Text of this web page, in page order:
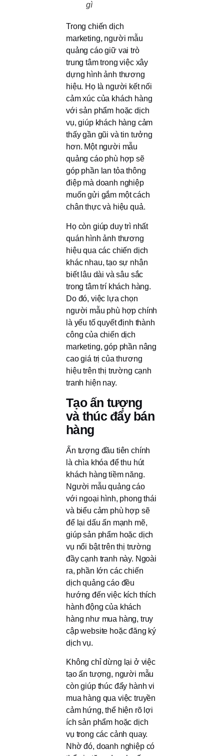
gì
Trong chiến dịch
marketing, người mẫu
quảng cáo giữ vai trò
trung tâm trong việc xây
dựng hình ảnh thương
hiệu. Họ là người kết nối
cảm xúc của khách hàng
với sản phẩm hoặc dịch
vụ, giúp khách hàng cảm
thấy gần gũi và tin tưởng
hơn. Một người mẫu
quảng cáo phù hợp sẽ
góp phần lan tỏa thông
điệp mà doanh nghiệp
muốn gửi gắm một cách
chân thực và hiệu quả.
Họ còn giúp duy trì nhất
quán hình ảnh thương
hiệu qua các chiến dịch
khác nhau, tạo sự nhận
biết lâu dài và sâu sắc
trong tâm trí khách hàng.
Do đó, việc lựa chọn
người mẫu phù hợp chính
là yếu tố quyết định thành
công của chiến dịch
marketing, góp phần nâng
cao giá trị của thương
hiệu trên thị trường cạnh
tranh hiện nay.
Tạo ấn tượng
và thúc đẩy bán
hàng
Ấn tượng đầu tiên chính
là chìa khóa để thu hút
khách hàng tiềm năng.
Người mẫu quảng cáo
với ngoại hình, phong thái
và biểu cảm phù hợp sẽ
để lại dấu ấn mạnh mẽ,
giúp sản phẩm hoặc dịch
vụ nổi bật trên thị trường
đầy cạnh tranh này. Ngoài
ra, phần lớn các chiến
dịch quảng cáo đều
hướng đến việc kích thích
hành động của khách
hàng như mua hàng, truy
cập website hoặc đăng ký
dịch vụ.
Không chỉ dừng lại ở việc
tạo ấn tượng, người mẫu
còn giúp thúc đẩy hành vi
mua hàng qua việc truyền
cảm hứng, thể hiện rõ lợi
ích sản phẩm hoặc dịch
vụ trong các cảnh quay.
Nhờ đó, doanh nghiệp có